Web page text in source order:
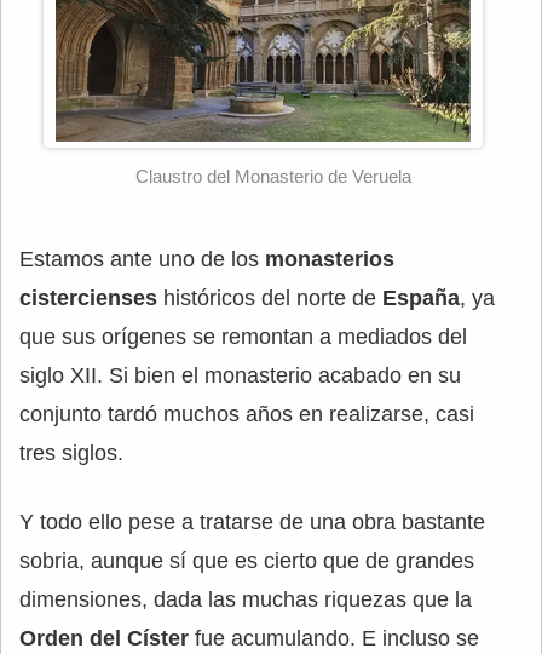
Claustro del Monasterio de Veruela
Estamos ante uno de los monasterios
cistercienses históricos del norte de España, ya
que sus orígenes se remontan a mediados del
siglo XII. Si bien el monasterio acabado en su
conjunto tardó muchos años en realizarse, casi
tres siglos.
Y todo ello pese a tratarse de una obra bastante
sobria, aunque sí que es cierto que de grandes
dimensiones, dada las muchas riquezas que la
Orden del Císter fue acumulando. E incluso se